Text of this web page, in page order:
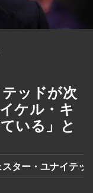
ッドが次
ケル・キ
いる」と
ター・ユナイテッ